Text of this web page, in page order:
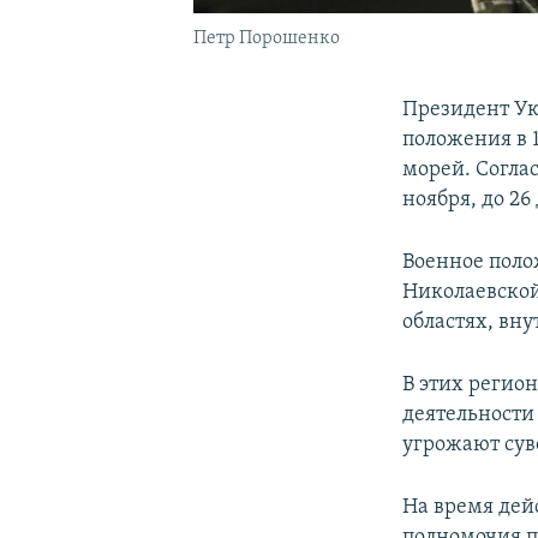
Петр Порошенко
Президент
положения в
морей.
ноября, до 26
Военное
областях,
В этих
угрожают
На время